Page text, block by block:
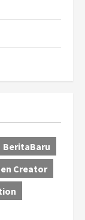
BeritaBaru
Creator